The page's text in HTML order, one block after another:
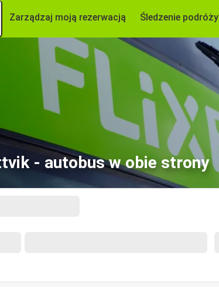
Zarządzaj moją rezerwacją Śledzenie podróży
- autobus w obie strony